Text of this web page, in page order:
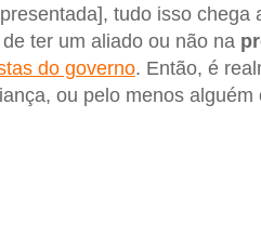
tudo isso chega
ter um aliado ou não na
do governo. Então, é
ou pelo menos alguém